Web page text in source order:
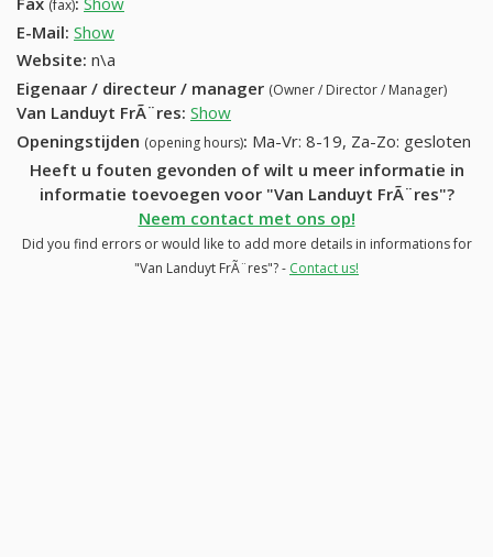
(fax)
E-Mail: Show
Website: n\a
Eigenaar / directeur / manager (Owner / Director / Manager)
Van Landuyt FrÃ¨res: Show
Openingstijden (opening hours): Ma-Vr: 8-19, Za-Zo: gesloten
Heeft u fouten gevonden of wilt u meer informatie in
informatie toevoegen voor "Van Landuyt FrÃ¨res"?
Neem contact met ons op!
Did you find errors or would like to add more details in informations for
"Van Landuyt FrÃ¨res"? - Contact us!